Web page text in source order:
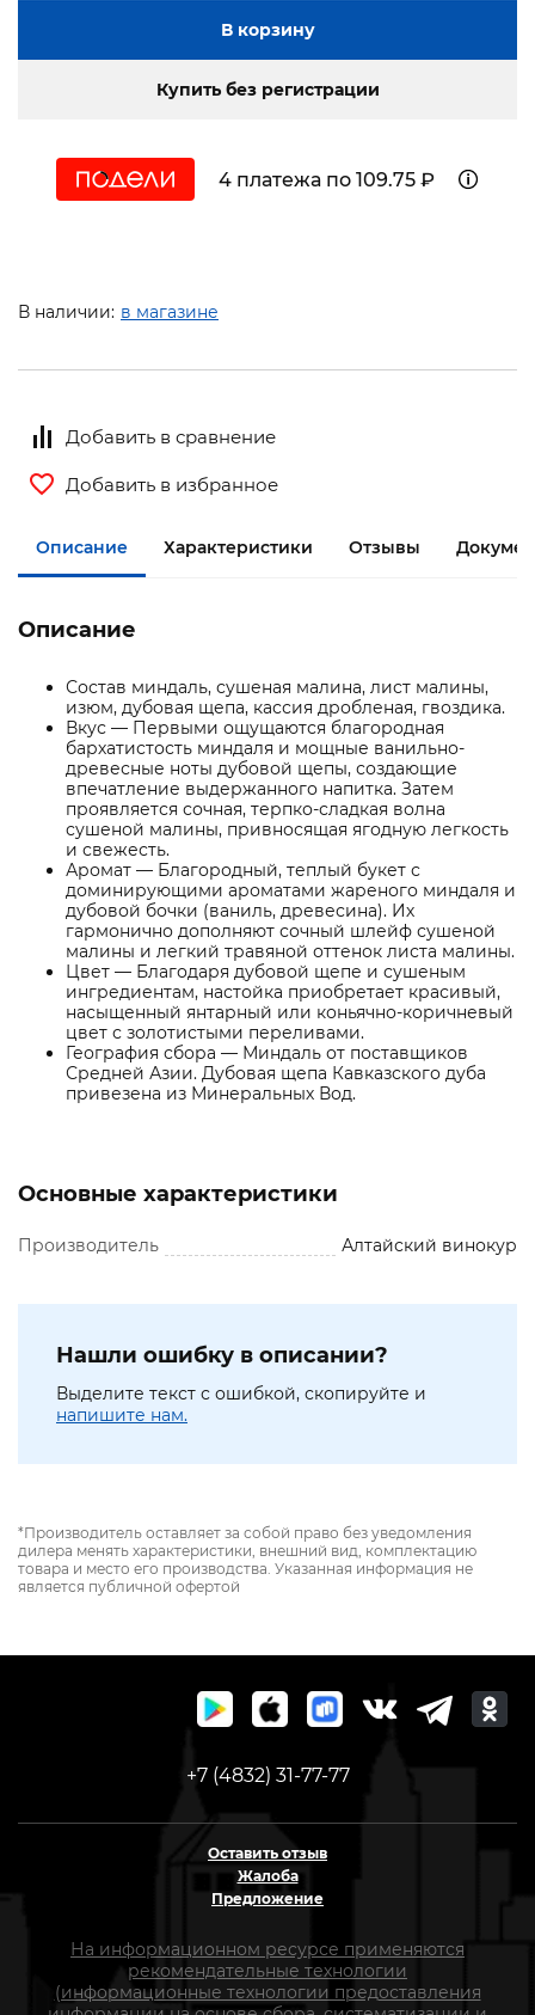
В корзину
Купить без регистрации
4 платежа по 109.75 ₽
В наличии: в магазине
Добавить в сравнение
Добавить в избранное
Описание Характеристики Отзывы
Описание
Состав миндаль, сушеная малина, лист малины,
изюм, дубовая щепа, кассия дробленая, гвоздика.
Вкус — Первыми ощущаются благородная
бархатистость миндаля и мощные ванильно-
древесные ноты дубовой щепы, создающие
впечатление выдержанного напитка. Затем
проявляется сочная, терпко-сладкая волна
сушеной малины, привносящая ягодную легкость
и свежесть.
Аромат — Благородный, теплый букет с
доминирующими ароматами жареного миндаля и
дубовой бочки (ваниль, древесина). Их
гармонично дополняют сочный шлейф сушеной
малины и легкий травяной оттенок листа малины.
Цвет — Благодаря дубовой щепе и сушеным
ингредиентам, настойка приобретает красивый,
насыщенный янтарный или коньячно-коричневый
цвет с золотистыми переливами.
География сбора — Миндаль от поставщиков
Средней Азии. Дубовая щепа Кавказского дуба
привезена из Минеральных Вод.
Основные характеристики
Производитель Алтайский винокур
Нашли ошибку в описании?
Выделите текст с ошибкой, скопируйте и
напишите нам.
*Производитель оставляет за собой право без уведомления
дилера менять характеристики, внешний вид, комплектацию
товара и место его производства. Указанная информация не
является публичной офертой
+7 (4832) 31-77-77
Оставить отзыв
Жалоба
Предложение
На информационном ресурсе применяются
рекомендательные технологии
(информационные технологии предоставления